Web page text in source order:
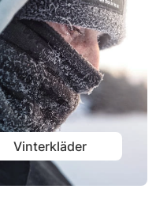
Vinterkläder